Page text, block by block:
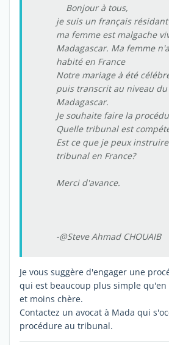
Bonjour à tous,
je suis un français
ma femme est malgache
Madagascar. Ma femme
habité en France
Notre mariage à été
puis transcrit au niveau
Madagascar.
Je souhaite faire la
Quelle tribunal est
Est ce que je peux
tribunal en France?
Merci d'avance.
-@Steve Ahmad CHOUAIB
Je vous suggère d'engager une
qui est beaucoup plus simple
et moins chère.
Contactez un avocat à Mada qui
procédure au tribunal.